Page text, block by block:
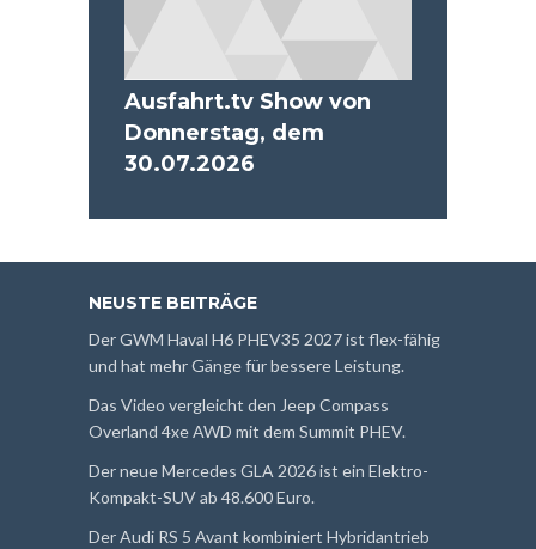
Ausfahrt.tv Show von
Donnerstag, dem
30.07.2026
NEUSTE BEITRÄGE
Der GWM Haval H6 PHEV35 2027 ist flex-fähig
und hat mehr Gänge für bessere Leistung.
Das Video vergleicht den Jeep Compass
Overland 4xe AWD mit dem Summit PHEV.
Der neue Mercedes GLA 2026 ist ein Elektro-
Kompakt-SUV ab 48.600 Euro.
Der Audi RS 5 Avant kombiniert Hybridantrieb